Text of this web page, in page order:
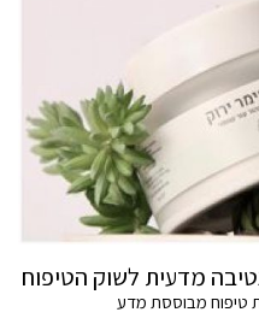
טיפוח מבוססת מדע